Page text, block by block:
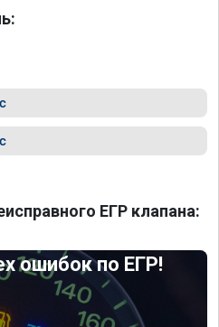
ЕГР клапана:
ошибок по ЕГР!